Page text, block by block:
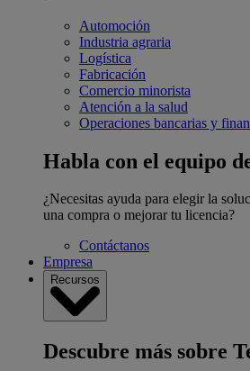
Automoción
Industria agraria
Logística
Fabricación
Comercio minorista
Atención a la salud
Operaciones bancarias y
Habla con el equipo
¿Necesitas ayuda para elegir la
una compra o mejorar tu licencia?
Contáctanos
Empresa
Recursos
Descubre más sobre